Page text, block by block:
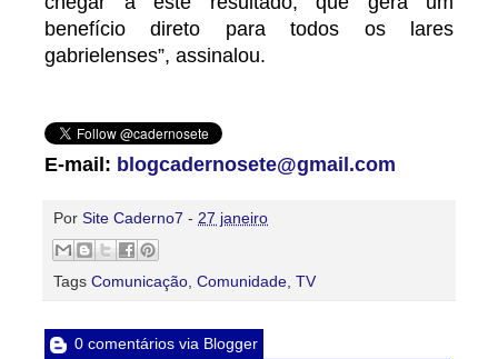
benefício direto para todos os lares
gabrielenses”, assinalou.
E-mail: blogcadernosete@gmail.com
Por Site Caderno7 - 27 janeiro
Tags Comunicação, Comunidade, TV
0 comentários via Blogger